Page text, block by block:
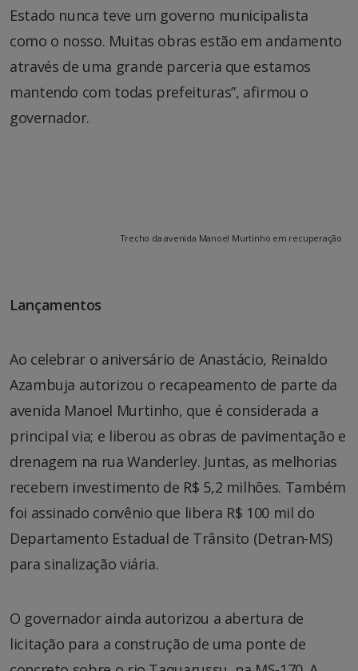
Estado nunca teve um governo municipalista
como o nosso. Muitas obras estão em andamento
através de uma grande parceria que estamos
mantendo com todas prefeituras”, afirmou o
governador.
Trecho da avenida Manoel Murtinho em recuperação
Lançamentos
Ao celebrar o aniversário de Anastácio, Reinaldo
Azambuja autorizou o recapeamento de parte da
avenida Manoel Murtinho, que é considerada a
principal via; e liberou as obras de pavimentação e
drenagem na rua Wanderley. Juntas, as melhorias
recebem investimento de R$ 5,2 milhões. Também
foi assinado convênio que libera R$ 100 mil do
Departamento Estadual de Trânsito (Detran-MS)
para sinalização viária.
O governador ainda autorizou a abertura de
licitação para a construção de uma ponte de